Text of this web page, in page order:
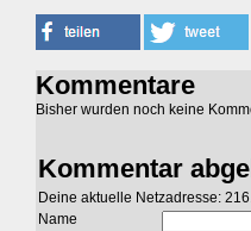
Kommentare
Bisher wurden noch keine
Kommentar
Deine aktuelle Netzadresse:
Name